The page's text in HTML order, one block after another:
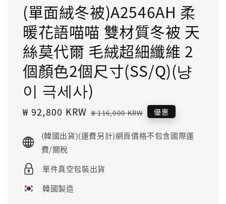
(單面絨冬被)A2546AH 柔
暖花語喵喵 雙材質冬被 天
絲莫代爾 毛絨超細纖維 2
個顏色2個尺寸(SS/Q)(냥
이 극세사)
Sale
₩ 92,800 KRW Regular
₩ 116,000 KRW 優惠
(韓國出貨)(運費另計)網頁價格不包含國際運
費/關稅
單件真空包裝出貨
韓國製造